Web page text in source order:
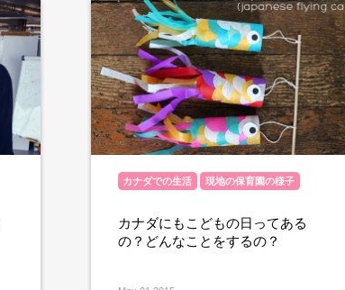
カナダでの生活 現地の保育園の様子
カナダにもこどもの日ってある
の？どんなことをするの？